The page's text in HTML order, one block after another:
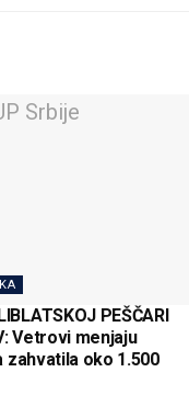
PEŠČARI
Vetrovi menjaju
zahvatila oko 1.500